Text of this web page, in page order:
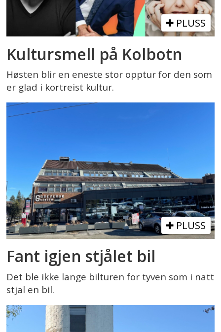
PLUSS
Kultursmell på Kolbotn
Høsten blir en eneste stor opptur for den som
er glad i kortreist kultur.
PLUSS
Fant igjen stjålet bil
Det ble ikke lange bilturen for tyven som i natt
stjal en bil.